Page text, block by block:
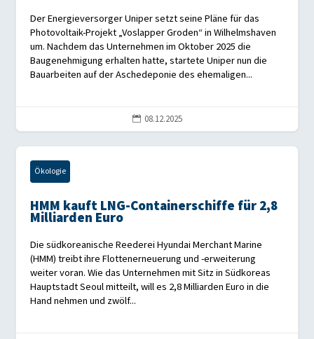
Der Energieversorger Uniper setzt seine Pläne für das
Photovoltaik-Projekt „Voslapper Groden“ in Wilhelmshaven
um. Nachdem das Unternehmen im Oktober 2025 die
Baugenehmigung erhalten hatte, startete Uniper nun die
Bauarbeiten auf der Aschedeponie des ehemaligen...
 08.12.2025
Ökologie
HMM kauft LNG-Containerschiffe für 2,8
Milliarden Euro
Die südkoreanische Reederei Hyundai Merchant Marine
(HMM) treibt ihre Flottenerneuerung und -erweiterung
weiter voran. Wie das Unternehmen mit Sitz in Südkoreas
Hauptstadt Seoul mitteilt, will es 2,8 Milliarden Euro in die
Hand nehmen und zwölf...